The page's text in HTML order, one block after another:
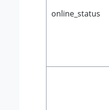
online_status